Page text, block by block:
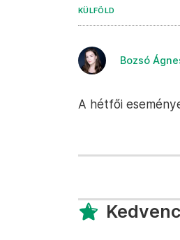
KÜLFÖLD
Bozsó
A hétfői